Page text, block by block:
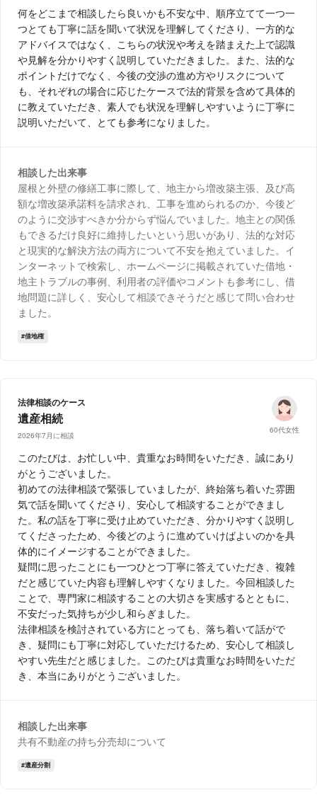
何をどこまで相談したら良いかも不安な中、順序立てて一つ一
つとても丁寧に話を聞いて状況を理解してくださり、一方的な
アドバイスではなく、こちらの状況や考えを踏まえた上で認識
や見解を分かりやすく説明していただきました。また、法的な
ポイントだけでなく、今後の交渉の進め方やリスクについて
も、それぞれの場合に応じたケースで法的背景を含めて具体的
に教えていただき、素人でも状況を理解しやすいように丁寧に
説明いただいて、とても参考になりました。
相談した出来事
屋根と外壁の修繕工事に際して、地主から増改築主張、及び高
額な増改築承諾料を請求され、工事を進められるのか、今後ど
のように交渉すべきか分からず悩んでいました。地主との関係
もできるだけ良好に維持したいという思いがあり、法的な対応
と現実的な解決方法の両方について不安を抱えていました。イ
ンターネットで検索し、ホームページに掲載されていた借地・
地主トラブルの事例、利用者の評価やコメントも参考にし、借
地問題に詳しく、安心して相談できそうだと感じて問い合わせ
ました。
借地権
法律相談のケース
遺産相続
2026年7月に相談
60代女性
このたびは、お忙しい中、貴重なお時間をいただき、誠にあり
がとうございました。
初めての法律相談で緊張していましたが、終始落ち着いた雰囲
気で話を聞いてくださり、安心して相談することができまし
た。私の話を丁寧に受け止めていただき、分かりやすく説明し
てくださったため、今後どのように進めていけばよいのかを具
体的にイメージすることができました。
疑問に思ったことにも一つひとつ丁寧に答えていただき、複雑
だと感じていた内容も理解しやすくなりました。今回相談した
ことで、専門家に相談することの大切さを実感するとともに、
不安だった気持ちが少し和らぎました。
法律相談を検討されている方にとっても、落ち着いて話がで
き、疑問にも丁寧に対応していただけるため、安心して相談し
やすい先生だと感じました。このたびは貴重なお時間をいただ
き、本当にありがとうございました。
相談した出来事
共有不動産の持ち分売却について
遺産分割